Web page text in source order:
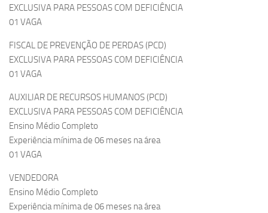
EXCLUSIVA PARA PESSOAS COM DEFICIÊNCIA
01 VAGA
FISCAL DE PREVENÇÃO DE PERDAS (PCD)
EXCLUSIVA PARA PESSOAS COM DEFICIÊNCIA
01 VAGA
AUXILIAR DE RECURSOS HUMANOS (PCD)
EXCLUSIVA PARA PESSOAS COM DEFICIÊNCIA
Ensino Médio Completo
Experiência mínima de 06 meses na área
01 VAGA
VENDEDORA
Ensino Médio Completo
Experiência mínima de 06 meses na área